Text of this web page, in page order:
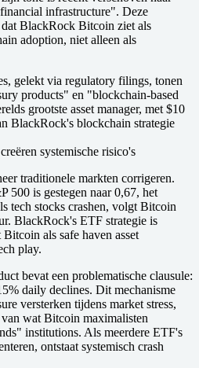
infrastructure". Deze
BlackRock Bitcoin ziet als
adoption, niet alleen als
gelekt via regulatory filings, tonen
products" en "blockchain-based
grootste asset manager, met $10
BlackRock's blockchain strategie
systemische risico's
traditionele markten corrigeren.
500 is gestegen naar 0,67, het
tech stocks crashen, volgt Bitcoin
BlackRock's ETF strategie is
als safe haven asset
play.
bevat een problematische clausule:
daily declines. Dit mechanisme
versterken tijdens market stress,
wat Bitcoin maximalisten
institutions. Als meerdere ETF's
ontstaat systemisch crash